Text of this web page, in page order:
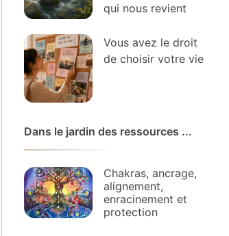
qui nous revient
Vous avez le droit
de choisir votre vie
Dans le jardin des ressources ...
Chakras, ancrage,
alignement,
enracinement et
protection